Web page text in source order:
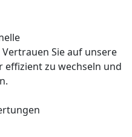
Sie auf unsere
effizient zu wechseln und